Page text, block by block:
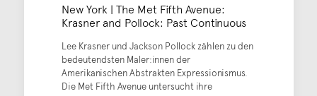
New York | The Met Fifth Avenue:
Krasner and Pollock: Past Continuous
Lee Krasner und Jackson Pollock zählen zu den
bedeutendsten Maler:innen der
Amerikanischen Abstrakten Expressionismus.
Die Met Fifth Avenue untersucht ihre